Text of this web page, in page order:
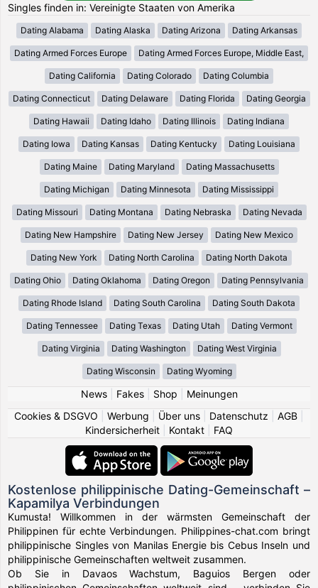
Singles finden in: Vereinigte Staaten von Amerika
Dating Alabama Dating Alaska Dating Arizona Dating Arkansas
Dating Armed Forces Europe Dating Armed Forces Europe, Middle East,
Dating California Dating Colorado Dating Columbia
Dating Connecticut Dating Delaware Dating Florida Dating Georgia
Dating Hawaii Dating Idaho Dating Illinois Dating Indiana
Dating Iowa Dating Kansas Dating Kentucky Dating Louisiana
Dating Maine Dating Maryland Dating Massachusetts
Dating Michigan Dating Minnesota Dating Mississippi
Dating Missouri Dating Montana Dating Nebraska Dating Nevada
Dating New Hampshire Dating New Jersey Dating New Mexico
Dating New York Dating North Carolina Dating North Dakota
Dating Ohio Dating Oklahoma Dating Oregon Dating Pennsylvania
Dating Rhode Island Dating South Carolina Dating South Dakota
Dating Tennessee Dating Texas Dating Utah Dating Vermont
Dating Virginia Dating Washington Dating West Virginia
Dating Wisconsin Dating Wyoming
News| Fakes| Shop
Meinungen
Cookies & DSGVO
Werbung Über uns Datenschutz AGB
Kindersicherheit
Kontakt FAQ
Kostenlose philippinische Dating-Gemeinschaft –
Kapamilya Verbindungen
Kumusta! Willkommen in der wärmsten Gemeinschaft der
Philippinen für echte Verbindungen. Philippines-chat.com bringt
philippinische Singles von Manilas Energie bis Cebus Inseln und
philippinische Gemeinschaften weltweit zusammen.
Ob Sie in Davaos Wachstum, Baguios Bergen oder